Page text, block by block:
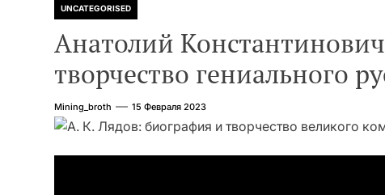
UNCATEGORISED
Анатолий
творчество гениального
Mining_broth 15 Февраля 2023